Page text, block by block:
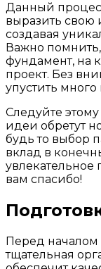
Данный
выразить свою
создавая
Важно помнить,
фундамент, на
проект. Без
упустить
Следуйте
идеи обретут
будь то выбор
вклад в
вам спасибо!
Перед началом
тщательная